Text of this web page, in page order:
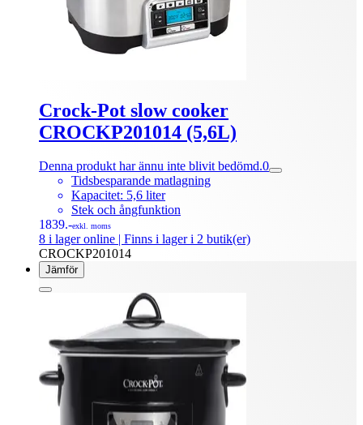
Crock-Pot slow cooker
CROCKP201014 (5,6L)
Denna produkt har ännu inte blivit bedömd.0
Tidsbesparande matlagning
Kapacitet: 5,6 liter
Stek och ångfunktion
1839.-exkl. moms
8 i lager online | Finns i lager i 2 butik(er)
CROCKP201014
Jämför